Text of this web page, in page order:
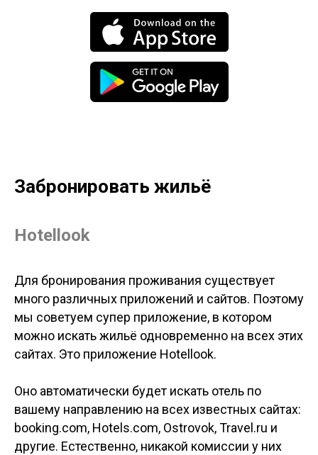
Забронировать жильё
Hotellook
Для бронирования проживания существует
много различных приложений и сайтов. Поэтому
мы советуем супер приложение, в котором
можно искать жильё одновременно на всех этих
сайтах. Это приложение Hotellook.
Оно автоматически будет искать отель по
вашему направлению на всех известных сайтах:
booking.com, Hotels.com, Ostrovok, Travel.ru и
другие. Естественно, никакой комиссии у них